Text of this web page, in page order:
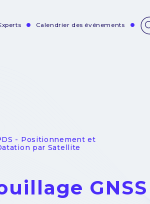
Calendrier des événements
- Positionnement et
par Satellite
GNSS